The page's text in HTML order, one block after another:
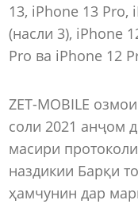
13, iPhone 13 Pro,
(насли 3), iPhone
Pro ва iPhone 12
ZET-MOBILE
соли 2021 анҷом
масири
наздикии Барқи
ҳамчунин дар